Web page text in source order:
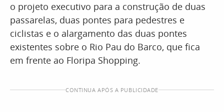
o projeto executivo para a construção de duas
passarelas, duas pontes para pedestres e
ciclistas e o alargamento das duas pontes
existentes sobre o Rio Pau do Barco, que fica
em frente ao Floripa Shopping.
CONTINUA APÓS A PUBLICIDADE